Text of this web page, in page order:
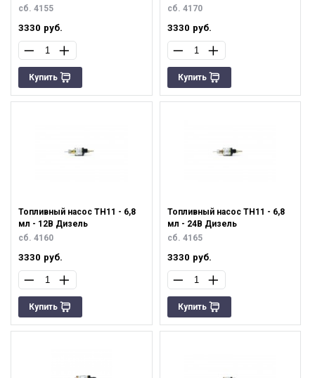
сб. 4155
3330 руб.
Купить
сб. 4170
3330 руб.
Купить
Топливный насос ТН11 - 6,8
мл - 12В Дизель
сб. 4160
3330 руб.
Купить
Топливный насос ТН11 - 6,8
мл - 24В Дизель
сб. 4165
3330 руб.
Купить